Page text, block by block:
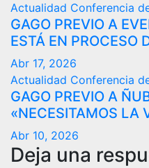
Actualidad Conferencia
GAGO PREVIO A
ESTÁ EN PROCESO
Abr 17, 2026
Actualidad Conferencia
GAGO PREVIO A
«NECESITAMOS LA
Abr 10, 2026
Deja una